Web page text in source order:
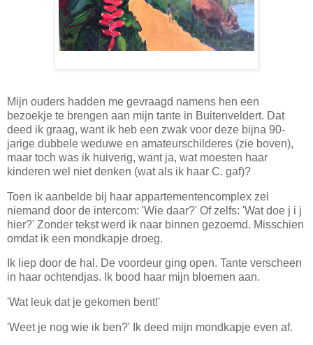
Mijn ouders hadden me gevraagd namens hen een
bezoekje te brengen aan mijn tante in Buitenveldert. Dat
deed ik graag, want ik heb een zwak voor deze bijna 90-
jarige dubbele weduwe en amateurschilderes (zie boven),
maar toch was ik huiverig, want ja, wat moesten haar
kinderen wel niet denken (wat als ik haar C. gaf)?
Toen ik aanbelde bij haar appartementencomplex zei
niemand door de intercom: 'Wie daar?' Of zelfs: 'Wat doe j i j
hier?' Zonder tekst werd ik naar binnen gezoemd. Misschien
omdat ik een mondkapje droeg.
Ik liep door de hal. De voordeur ging open. Tante verscheen
in haar ochtendjas. Ik bood haar mijn bloemen aan.
'Wat leuk dat je gekomen bent!'
'Weet je nog wie ik ben?' Ik deed mijn mondkapje even af.